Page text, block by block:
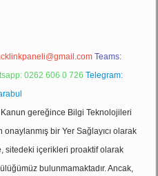
Teams:
0262 606 0 726 Telegram:
Kanun gereğince Bilgi Teknolojileri
bir Yer Sağlayıcı olarak
sitedeki içerikleri proaktif olarak
bulunmamaktadır. Ancak,